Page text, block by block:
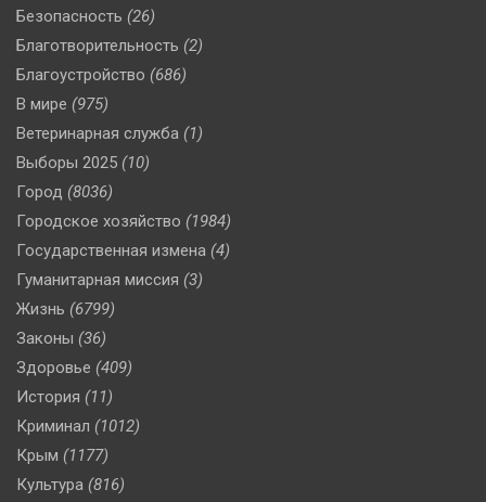
Безопасность (26)
Благотворительность (2)
Благоустройство (686)
В мире (975)
Ветеринарная служба (1)
Выборы 2025 (10)
Город (8036)
Городское хозяйство (1984)
Государственная измена (4)
Гуманитарная миссия (3)
Жизнь (6799)
Законы (36)
Здоровье (409)
История (11)
Криминал (1012)
Крым (1177)
Культура (816)